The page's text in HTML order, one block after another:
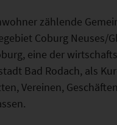
zählende
Coburg Neuses/
eine der
Bad Rodach, als
Vereinen,